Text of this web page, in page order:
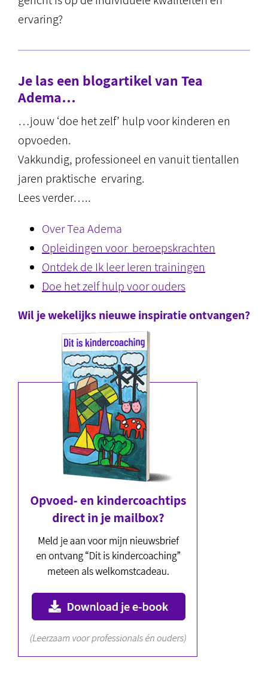
ervaring?
Je las een blogartikel van Tea
Adema…
…jouw ‘doe het zelf’ hulp voor kinderen en
opvoeden.
Vakkundig, professioneel en vanuit tientallen
jaren praktische ervaring.
Lees verder…..
Over Tea Adema
Opleidingen voor beroepskrachten
Ontdek de Ik leer leren trainingen
Doe het zelf hulp voor ouders
Wil je wekelijks nieuwe inspiratie ontvangen?